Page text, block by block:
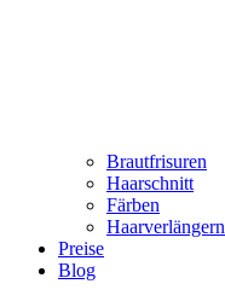
Brautfrisuren
Haarschnitt
Färben
Haarverlängern
Preise
Blog